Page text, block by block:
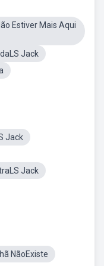
Estiver Mais Aqui
Jack
Jack
Jack
NãoExiste